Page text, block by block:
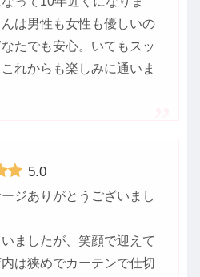
は男性も女性も優しいの
たでも安心。いてもスッ
れからも楽しみに通いま
5.0
ジありがとうございまし
ましたが、笑顔で迎えて
は狭めでカーテンで仕切